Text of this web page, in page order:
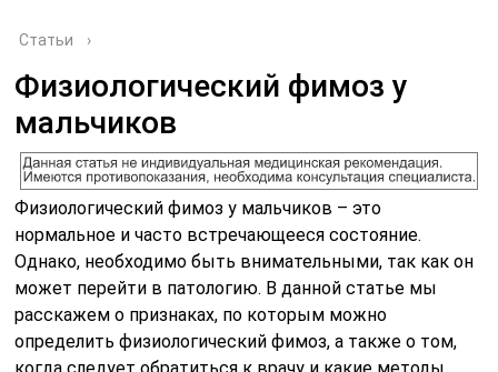
Статьи ›
Физиологический фимоз у
мальчиков
Физиологический фимоз у мальчиков – это
нормальное и часто встречающееся состояние.
Однако, необходимо быть внимательными, так как он
может перейти в патологию. В данной статье мы
расскажем о признаках, по которым можно
определить физиологический фимоз, а также о том,